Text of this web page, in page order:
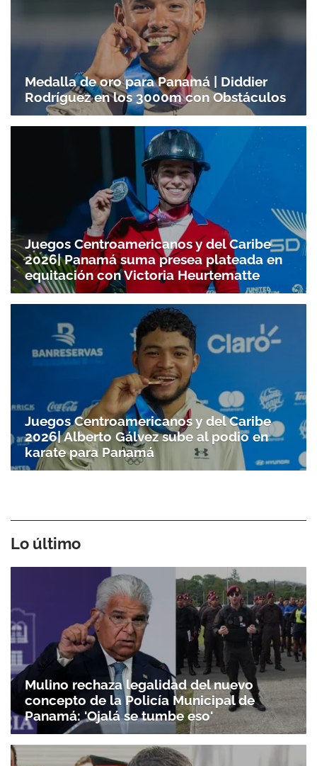
Medalla de oro para Panamá | Diddier
Rodríguez en los 3000m con Obstáculos
Juegos Centroamericanos y del Caribe
2026| Panamá suma presea plateada en
equitación con Victoria Heurtematte
Juegos Centroamericanos y del Caribe
2026| Alberto Gálvez sube al podio en
karate para Panamá
Lo último
Mulino rechaza legalidad del nuevo
concepto de la Policía Municipal de
Panamá: 'Ojalá se tumbe eso'